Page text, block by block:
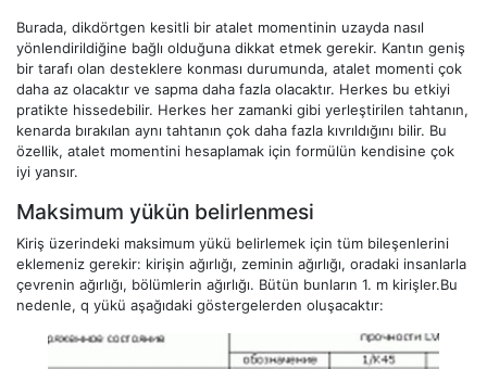
Burada, dikdörtgen kesitli bir atalet momentinin uzayda nasıl
yönlendirildiğine bağlı olduğuna dikkat etmek gerekir. Kantın geniş
bir tarafı olan desteklere konması durumunda, atalet momenti çok
daha az olacaktır ve sapma daha fazla olacaktır. Herkes bu etkiyi
pratikte hissedebilir. Herkes her zamanki gibi yerleştirilen tahtanın,
kenarda bırakılan aynı tahtanın çok daha fazla kıvrıldığını bilir. Bu
özellik, atalet momentini hesaplamak için formülün kendisine çok
iyi yansır.
Maksimum yükün belirlenmesi
Kiriş üzerindeki maksimum yükü belirlemek için tüm bileşenlerini
eklemeniz gerekir: kirişin ağırlığı, zeminin ağırlığı, oradaki insanlarla
çevrenin ağırlığı, bölümlerin ağırlığı. Bütün bunların 1. m kirişler.Bu
nedenle, q yükü aşağıdaki göstergelerden oluşacaktır: